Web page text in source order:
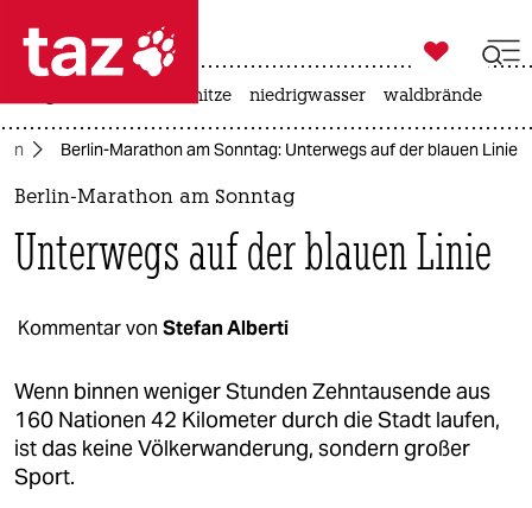
 taz zahl ich
taz zahl ich
politik
öko
gesellschaft
kultur
sport

taz zahl ich
hitze niedrigwasser waldbrände
Berlin-Marathon am Sonntag: Unterwegs auf der blauen Linie
Berlin-Marathon am Sonntag
Unterwegs auf der blauen Linie
Kommentar von Stefan Alberti
Wenn binnen weniger Stunden Zehntausende aus
160 Nationen 42 Kilometer durch die Stadt laufen,
ist das keine Völkerwanderung, sondern großer
Sport.